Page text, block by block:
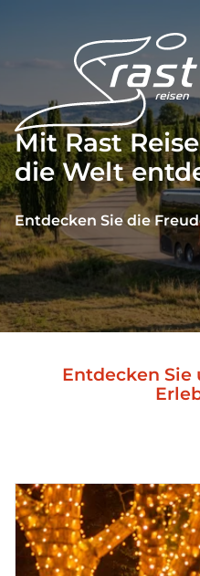
Reisethemen
Highlights
Service
Kontakt
Start
Linienverkehr
Service
Kontakt
Mit Rast
die Welt
Entdecken Sie die
Entdecken Sie